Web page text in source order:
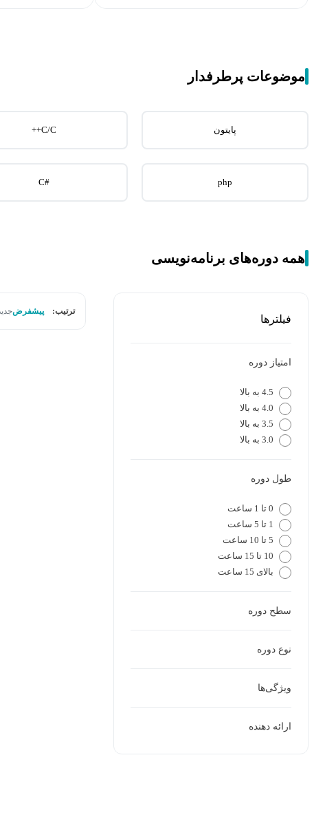
موضوعات پرطرفدار
پایتون C/C++
php
#C
همه دوره‌های برنامه‌نویسی
فیلترها
امتیاز دوره
4.5 به بالا
4.0 به بالا
3.5 به بالا
3.0 به بالا
طول دوره
0 تا 1 ساعت
1 تا 5 ساعت
5 تا 10 ساعت
10 تا 15 ساعت
بالای 15 ساعت
سطح دوره
نوع دوره
ویژگی‌ها
ارائه دهنده
ترتیب: پیشفرض